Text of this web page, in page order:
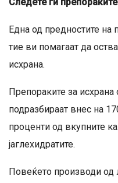
Една од предностите на
тие ви помагаат да
исхрана.
Препораките за
подразбираат внес на
проценти од вкупните
јаглехидратите.
Повеќето производи од